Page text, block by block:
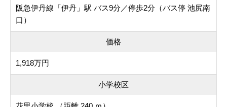
阪急伊丹線「伊丹」駅 バス9分／停歩2分（バス停 池尻南
口）
価格
1,918万円
小学校区